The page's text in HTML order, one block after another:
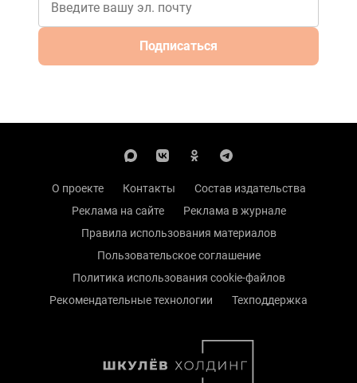
Подписаться
О проекте Контакты
Состав издательства
Реклама на сайте
Реклама в журнале
Правила использования материалов
Пользовательское соглашение
Политика использования cookie-файлов
Рекомендательные технологии
Техподдержка